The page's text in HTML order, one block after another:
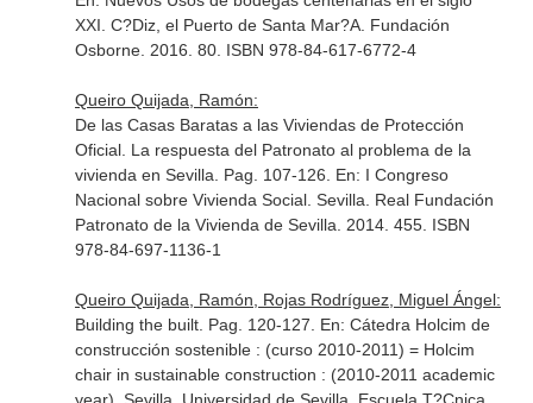
XXI . C?Diz, el Puerto de Santa Mar?A. Fundación
Osborne. 2016. 80. ISBN 978-84-617-6772-4
Queiro Quijada, Ramón:
De las Casas Baratas a las Viviendas de Protección
Oficial. La respuesta del Patronato al problema de la
vivienda en Sevilla. Pag. 107-126. En: I Congreso
Nacional sobre Vivienda Social. Sevilla. Real Fundación
Patronato de la Vivienda de Sevilla. 2014. 455. ISBN
978-84-697-1136-1
Queiro Quijada, Ramón, Rojas Rodríguez, Miguel Ángel:
Building the built. Pag. 120-127. En: Cátedra Holcim de
construcción sostenible : (curso 2010-2011) = Holcim
chair in sustainable construction : (2010-2011 academic